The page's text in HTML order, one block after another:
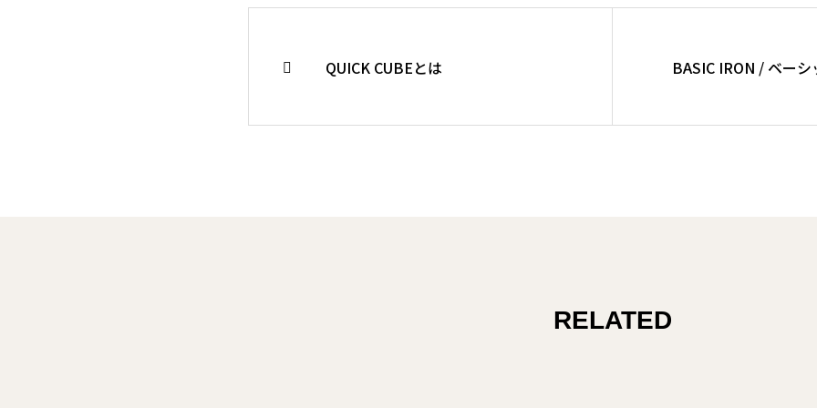
QUICK CUBEとは BASIC IRON / ベー
RELATED